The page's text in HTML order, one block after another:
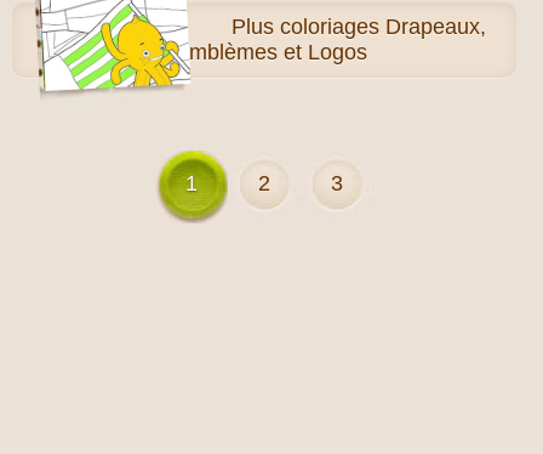
Plus coloriages Drapeaux,
Emblèmes et Logos
1 2 3